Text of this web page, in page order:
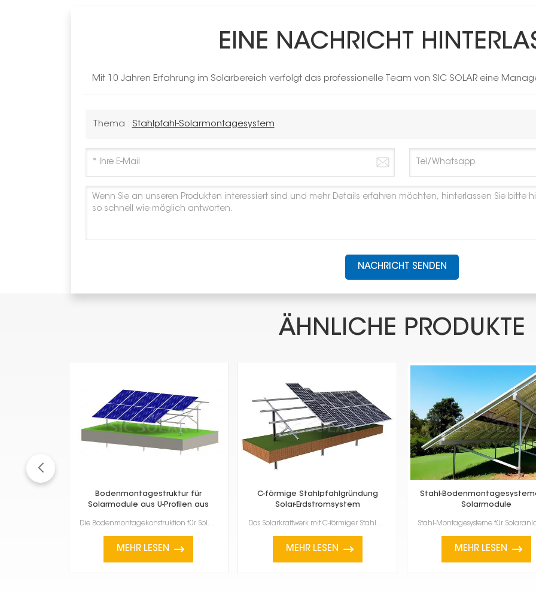
EINE NACHRICHT
Mit 10 Jahren Erfahrung im Solarbereich verfolgt das professionelle Team von SIC SOLAR eine
Thema : Stahlpfahl-Solarmontagesystem
NACHRICHT SENDEN
ÄHNLICHE PRODUKTE
Bodenmontagestruktur für
Solarmodule aus U-Profilen aus
Die Bodenmontagekonstruktion für Solarmodule aus U-Profilen aus Kohlenstoffstahl ist eine robuste un...
MEHR LESEN
C-förmige Stahlpfahlgründung
Solar-Erdstromsystem
Das Solarkraftwerk mit C-förmiger Stahlpfahlgründung nutzt C-förmige Stahlpfähle. Diese solide und e...
MEHR LESEN
Stahl-
Solarmodule
MEHR LESEN